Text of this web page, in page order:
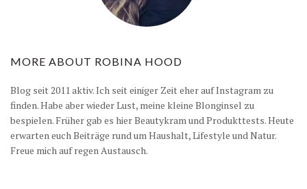
MORE ABOUT ROBINA HOOD
Blog seit 2011 aktiv. Ich seit einiger Zeit eher auf Instagram zu
finden. Habe aber wieder Lust, meine kleine Blonginsel zu
bespielen. Früher gab es hier Beautykram und Produkttests. Heute
erwarten euch Beiträge rund um Haushalt, Lifestyle und Natur.
Freue mich auf regen Austausch.